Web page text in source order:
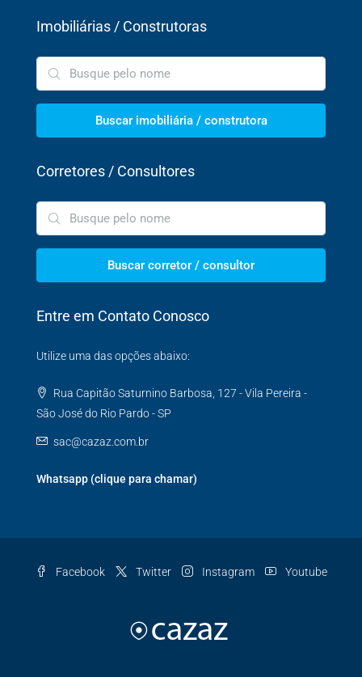
Imobiliárias / Construtoras
Buscar imobiliária / construtora
Corretores / Consultores
Buscar corretor / consultor
Entre em Contato Conosco
Utilize uma das opções abaixo:
Rua Capitão Saturnino Barbosa, 127 - Vila Pereira -
São José do Rio Pardo - SP
sac@cazaz.com.br
Whatsapp (clique para chamar)
Facebook Twitter Instagram Youtube